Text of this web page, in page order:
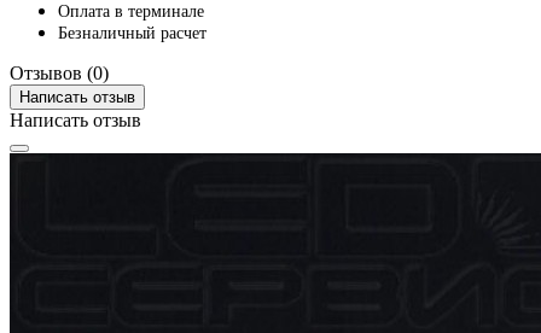
Оплата в терминале
Безналичный расчет
Отзывов (0)
Написать отзыв
Написать отзыв